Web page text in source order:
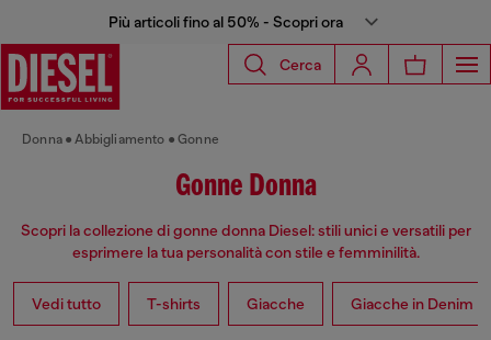
Più articoli fino al 50% - Scopri ora
Cerca
Donna Abbigliamento Gonne
Gonne Donna
Scopri la collezione di gonne donna Diesel: stili unici e versatili per
esprimere la tua personalità con stile e femminilità.
Vedi tutto T-shirts Giacche Giacche in Denim